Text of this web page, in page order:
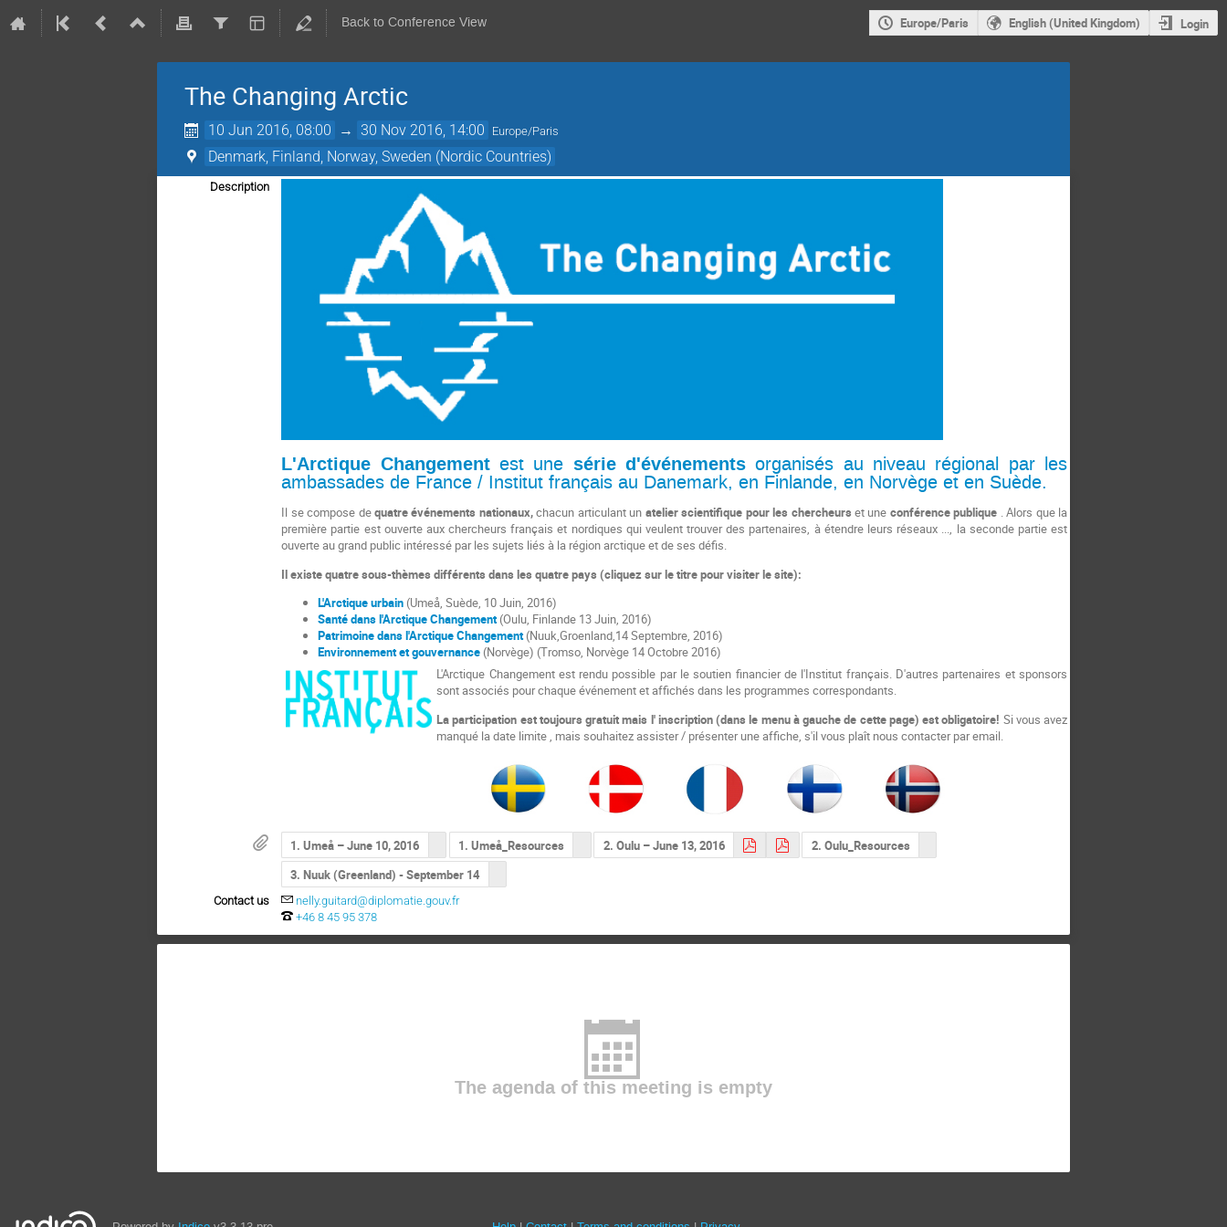
Back to Conference View Europe/Paris English (United Kingdom) Login
The Changing Arctic
10 Jun 2016, 08:00 → 30 Nov 2016, 14:00 Europe/Paris
Denmark, Finland, Norway, Sweden (Nordic Countries)
Description
L'Arctique Changementest une série d'événementsorganisés au niveau régional par les
ambassades de France / Institut français au Danemark, en Finlande, en Norvège et en Suède.
Il secompose dequatre événements nationaux,chacun articulant un atelier scientifique pour les chercheurs et une conférence publique .Alors que la
première partie est ouverte aux chercheurs français et nordiques qui veulent trouver des partenaires, à étendre leurs réseaux ..., la seconde partie est
ouverte au grand public intéressé parles sujets liés à la région arctique et deses défis.
Il existe quatre sous-thèmes différents dans les quatre pays (cliquez sur le titre pour visiter le site):
L'Arctique urbain(Umeå, Suède, 10 Juin, 2016)
Santé dans l'Arctique Changement(Oulu, Finlande 13 Juin, 2016)
Patrimoine dans l'Arctique Changement(Nuuk,Groenland,14 Septembre, 2016)
Environnementet gouvernance (Norvège) (Tromso, Norvège 14 Octobre 2016)
L'Arctique Changement est rendu possible par le soutien financier de l'Institut français. D'autres partenaires et sponsors
sont associés pour chaque événement et affichés dans les programmes correspondants.
La participation est toujours gratuit mais l'inscription (dans le menu à gauche de cette page) est obligatoire! Si vous avez
manqué la date limite , mais souhaitez assister / présenter une affiche, s'il vous plaît nous contacter par email.
1. Umeå – June 10, 2016 1. Umeå_Resources 2. Oulu – June 13, 2016
2. Oulu_Resources
3. Nuuk (Greenland) - September 14
Contact us
nelly.guitard@diplomatie.gouv.fr
+46 8 45 95 378
The agenda of this meeting is empty